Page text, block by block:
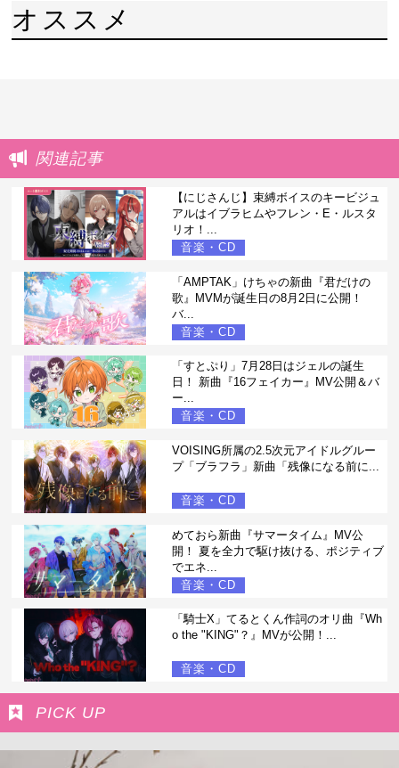
オススメ
関連記事
【にじさんじ】束縛ボイスのキービジュ
アルはイブラヒムやフレン・E・ルスタ
リオ！...
音楽・CD
「AMPTAK」けちゃの新曲『君だけの
歌』MVMが誕生日の8月2日に公開！
バ...
音楽・CD
「すとぷり」7月28日はジェルの誕生
日！ 新曲『16フェイカー』MV公開＆バ
ー...
音楽・CD
VOISING所属の2.5次元アイドルグルー
プ「ブラフラ」新曲「残像になる前に...
音楽・CD
めておら新曲『サマータイム』MV公
開！ 夏を全力で駆け抜ける、ポジティブ
でエネ...
音楽・CD
「騎士X」てるとくん作詞のオリ曲『Wh
o the "KING"？』MVが公開！...
音楽・CD
PICK UP